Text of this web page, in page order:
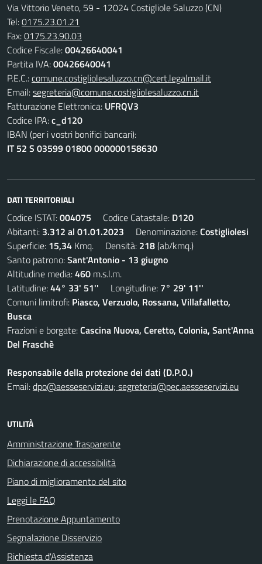
Via Vittorio Veneto, 59 - 12024 Costigliole Saluzzo (CN)
Tel:0175.23.01.21
Fax:0175.23.90.03
Codice Fiscale:00426640041
Partita IVA:00426640041
P.E.C.:comune.costigliolesaluzzo.cn@cert.legalmail.it
Email:segreteria@comune.costigliolesaluzzo.cn.it
Fatturazione Elettronica: UFRQV3
Codice IPA:c_d120
IBAN (per i vostri bonifici bancari):
IT 52 S 03599 01800 000000158630
DATI TERRITORIALI
Codice ISTAT:004075 Codice Catastale: D120
Abitanti: 3.312 al 01.01.2023 Denominazione:Costigliolesi
Superficie: 15,34 Kmq. Densità: 218(ab/kmq.)
Santo patrono:Sant'Antonio - 13 giugno
Altitudine media:460 m.s.l.m.
Latitudine:44° 33' 51'' Longitudine: 7° 29' 11''
Comuni limitrofi: Piasco, Verzuolo, Rossana, Villafalletto,
Busca
Frazioni e borgate:Cascina Nuova, Ceretto, Colonia, Sant'Anna
Del Fraschè
Responsabile della protezione dei dati (D.P.O.)
Email:dpo@aesseservizi.eu; segreteria@pec.aesseservizi.eu
UTILITÀ
Amministrazione Trasparente
Dichiarazione di accessibilità
Piano di miglioramento del sito
Leggi le FAQ
Prenotazione Appuntamento
Segnalazione Disservizio
Richiesta d'Assistenza